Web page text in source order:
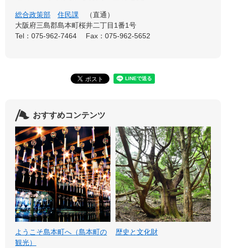
総合政策部 住民課
直通
大阪府三島郡島本町桜井二丁目1番1号
Tel：075-962-7464
Fax：075-962-5652
おすすめコンテンツ
ようこそ島本町へ（島本町の
観光）
歴史と文化財